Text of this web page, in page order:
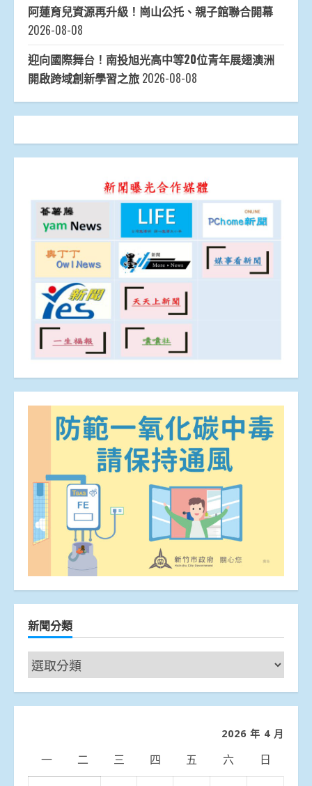
阿蓮育兒資源再升級！崗山公托、親子館聯合開幕
2026-08-08
迎向國際舞台！南投旭光高中等20位青年展翅澳洲
開啟跨域創新學習之旅 2026-08-08
新聞分類
新
聞
分
2026 年 4 月
一 二 三 四 五 六 日